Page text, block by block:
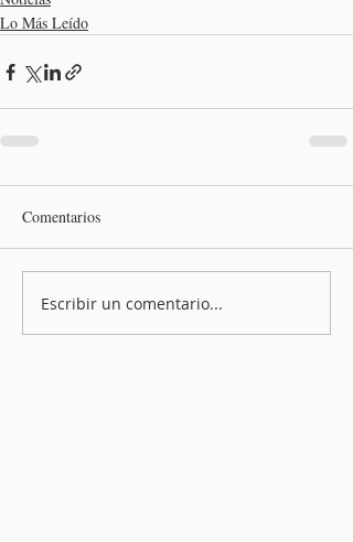
Lo Más Leído
Comentarios
Escribir un comentario...